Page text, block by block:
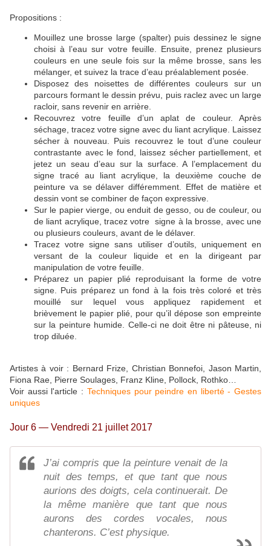
Propositions :
Mouillez une brosse large (spalter) puis dessinez le signe
choisi à l’eau sur votre feuille. Ensuite, prenez plusieurs
couleurs en une seule fois sur la même brosse, sans les
mélanger, et suivez la trace d’eau préalablement posée.
Disposez des noisettes de différentes couleurs sur un
parcours formant le dessin prévu, puis raclez avec un large
racloir, sans revenir en arrière.
Recouvrez votre feuille d’un aplat de couleur. Après
séchage, tracez votre signe avec du liant acrylique. Laissez
sécher à nouveau. Puis recouvrez le tout d’une couleur
contrastante avec le fond, laissez sécher partiellement, et
jetez un seau d’eau sur la surface. A l’emplacement du
signe tracé au liant acrylique, la deuxième couche de
peinture va se délaver différemment. Effet de matière et
dessin vont se combiner de façon expressive.
Sur le papier vierge, ou enduit de gesso, ou de couleur, ou
de liant acrylique, tracez votre signe à la brosse, avec une
ou plusieurs couleurs, avant de le délaver.
Tracez votre signe sans utiliser d’outils, uniquement en
versant de la couleur liquide et en la dirigeant par
manipulation de votre feuille.
Préparez un papier plié reproduisant la forme de votre
signe. Puis préparez un fond à la fois très coloré et très
mouillé sur lequel vous appliquez rapidement et
brièvement le papier plié, pour qu’il dépose son empreinte
sur la peinture humide. Celle-ci ne doit être ni pâteuse, ni
trop diluée.
Artistes à voir : Bernard Frize, Christian Bonnefoi, Jason Martin,
Fiona Rae, Pierre Soulages, Franz Kline, Pollock, Rothko…
Voir aussi l'article : Techniques pour peindre en liberté - Gestes
uniques
Jour 6 — Vendredi 21 juillet 2017
J’ai compris que la peinture venait de la
nuit des temps, et que tant que nous
aurions des doigts, cela continuerait. De
la même manière que tant que nous
aurons des cordes vocales, nous
chanterons. C’est physique.